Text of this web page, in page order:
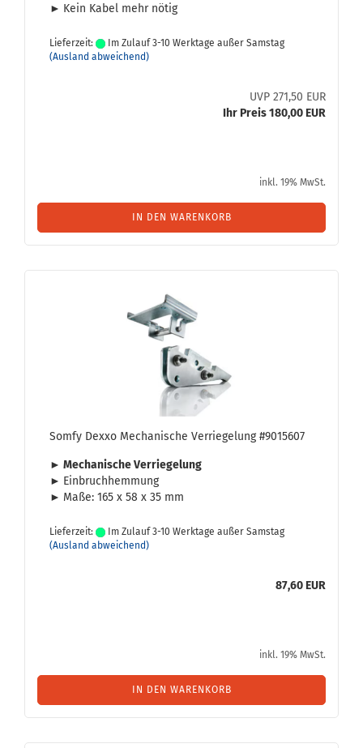
► Kein Kabel mehr nötig
Lieferzeit:
Im Zulauf 3-10 Werktage außer Samstag
(Ausland abweichend)
UVP 271,50 EUR
Ihr Preis 180,00 EUR
inkl. 19% MwSt.
IN DEN WARENKORB
Somfy Dexxo Me­cha­ni­sche Ver­rie­ge­lung #9015607
► Me­cha­ni­sche Ver­rie­ge­lung
► Ein­bruch­hem­mung
► Maße: 165 x 58 x 35 mm
Lieferzeit:
Im Zulauf 3-10 Werktage außer Samstag
(Ausland abweichend)
87,60 EUR
inkl. 19% MwSt.
IN DEN WARENKORB